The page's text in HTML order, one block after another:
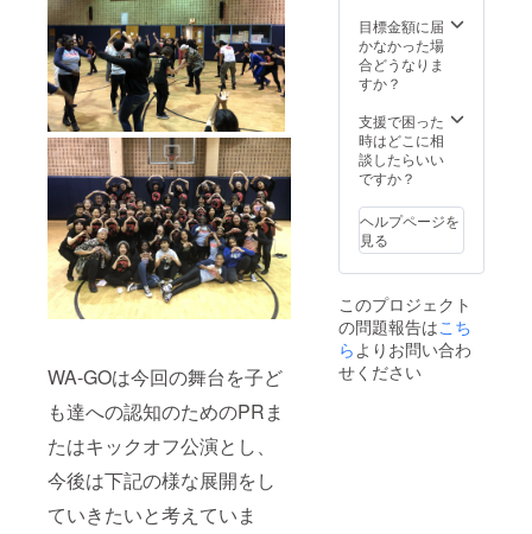
WA-GOは今回の舞台を子ど
も達への認知のためのPRま
たはキックオフ公演とし、
今後は下記の様な展開をし
ていきたいと考えていま
(S/M/L)
・Tシャ
ツ
(S/M/L/
イズを
「備考
欄に」
ご記入
い。 記
入がな
い場
合、ラ
に選択
したも
のを送
らせて
頂きま
ト 2022
年秋の
豊中公
演1000
OFF(15
名分)
ホーム
ページ
クレ
ジット
記載 今
後開催
ク
ショッ
プにご
招待 ※
ご希望
目標金額に届
かなかった場
合どうなりま
すか？
支援で困った
時はどこに相
談したらいい
ですか？
ヘルプページを
見る
このプロジェクト
の問題報告はこち
らよりお問い合わ
せください